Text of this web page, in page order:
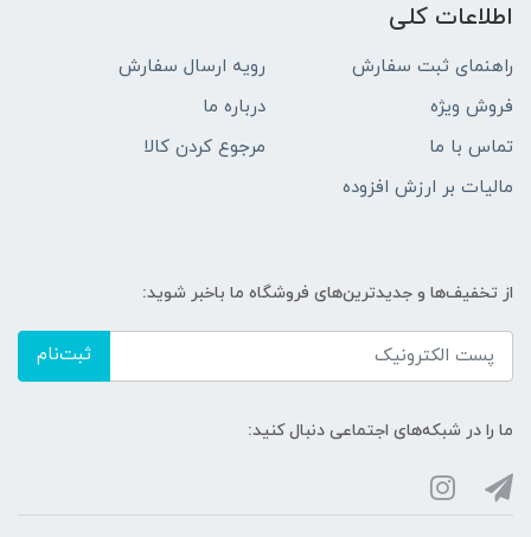
اطلاعات کلی
راهنمای ثبت سفارش
رویه ارسال سفارش
فروش ویژه
درباره ما
تماس با ما
مرجوع کردن کالا
مالیات بر ارزش افزوده
از تخفیف‌ها و جدیدترین‌های فروشگاه ما باخبر شوید:
ثبت‌نام
ما را در شبکه‌های اجتماعی دنبال کنید: